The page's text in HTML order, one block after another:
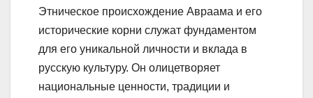
Этническое происхождение Авраама и его
исторические корни служат фундаментом
для его уникальной личности и вклада в
русскую культуру. Он олицетворяет
национальные ценности, традиции и